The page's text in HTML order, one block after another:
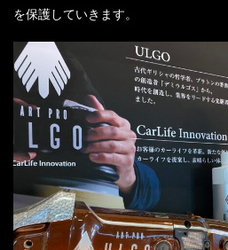
を保護していきます。